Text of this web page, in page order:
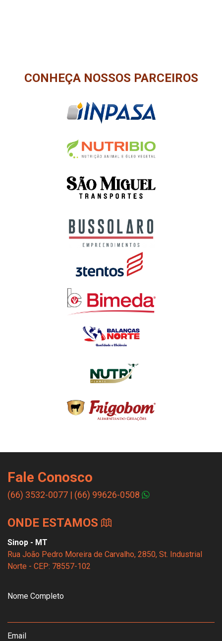
CONHEÇA NOSSOS PARCEIROS
Fale Conosco
(66) 3532-0077 | (66) 99626-0508
ONDE ESTAMOS
Sinop - MT
Rua João Pedro Moreira de Carvalho, 2850, St. Industrial
Norte - CEP: 78557-102
Nome Completo
Email